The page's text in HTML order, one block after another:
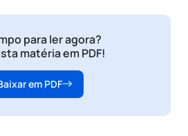
para ler agora?
matéria em PDF!
em PDF